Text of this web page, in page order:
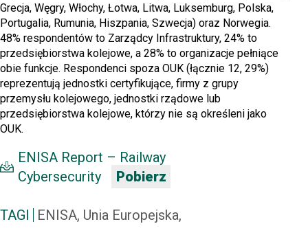
Grecja, Węgry, Włochy, Łotwa, Litwa, Luksemburg, Polska,
Portugalia, Rumunia, Hiszpania, Szwecja) oraz Norwegia.
48% respondentów to Zarządcy Infrastruktury, 24% to
przedsiębiorstwa kolejowe, a 28% to organizacje pełniące
obie funkcje. Respondenci spoza OUK (łącznie 12, 29%)
reprezentują jednostki certyfikujące, firmy z grupy
przemysłu kolejowego, jednostki rządowe lub
przedsiębiorstwa kolejowe, którzy nie są określeni jako
OUK.
ENISA Report – Railway
Cybersecurity
Pobierz
TAGI ENISA, Unia Europejska,